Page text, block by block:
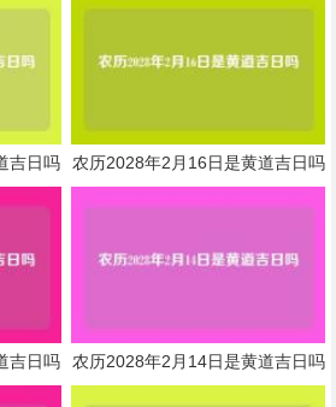
吉日吗 农历2028年2月16日是黄道吉日吗
吉日吗 农历2028年2月14日是黄道吉日吗